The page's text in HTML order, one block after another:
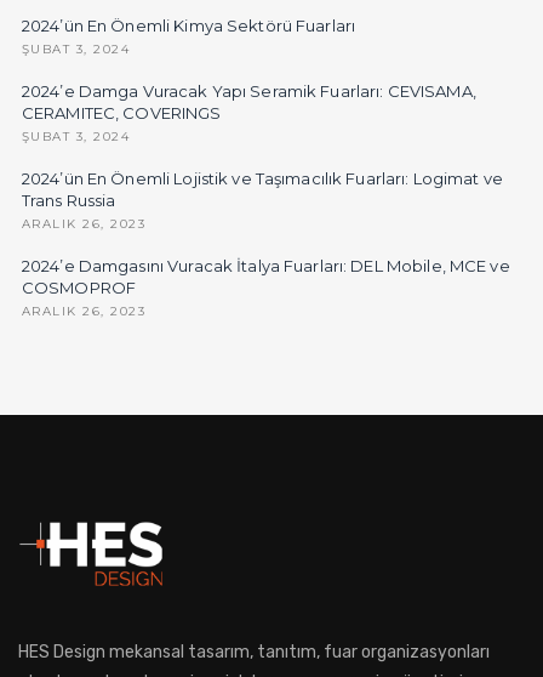
2024’ün En Önemli Kimya Sektörü Fuarları
ŞUBAT 3, 2024
2024’e Damga Vuracak Yapı Seramik Fuarları: CEVISAMA,
CERAMITEC, COVERINGS
ŞUBAT 3, 2024
2024’ün En Önemli Lojistik ve Taşımacılık Fuarları: Logimat ve
Trans Russia
ARALIK 26, 2023
2024’e Damgasını Vuracak İtalya Fuarları: DEL Mobile, MCE ve
COSMOPROF
ARALIK 26, 2023
HES Design mekansal tasarım, tanıtım, fuar organizasyonları